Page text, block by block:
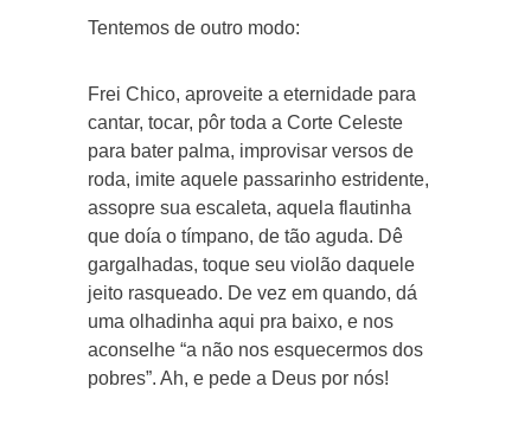
Tentemos de outro modo:
Frei Chico, aproveite a eternidade para
cantar, tocar, pôr toda a Corte Celeste
para bater palma, improvisar versos de
roda, imite aquele passarinho estridente,
assopre sua escaleta, aquela flautinha
que doía o tímpano, de tão aguda. Dê
gargalhadas, toque seu violão daquele
jeito rasqueado. De vez em quando, dá
uma olhadinha aqui pra baixo, e nos
aconselhe “a não nos esquecermos dos
pobres”. Ah, e pede a Deus por nós!